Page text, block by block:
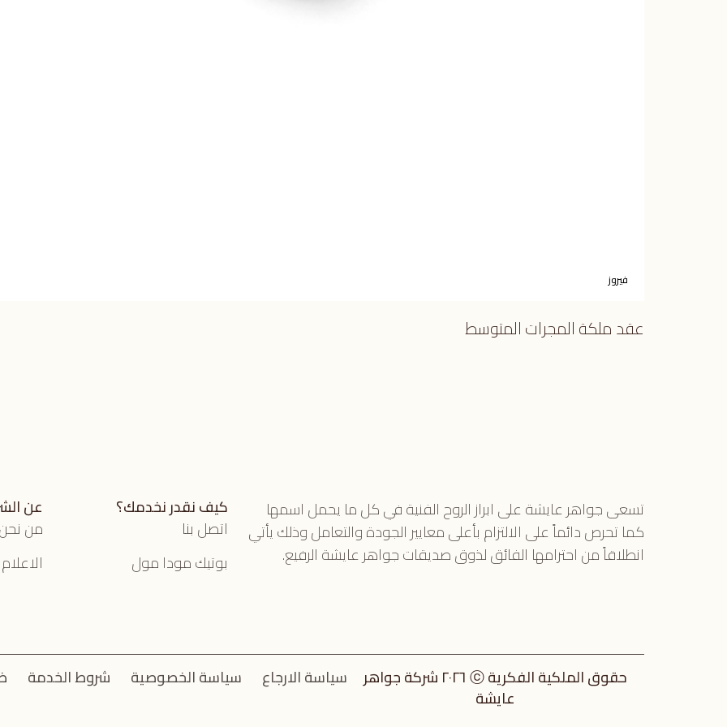
فيروز
عقد ملكة المجرات المتوسط
تسعى جواهر عايشة على ابراز الروح الفنية في كل ما يحمل اسمها
كما تحرص دائماً على الالتزام بأعلى معايير الجودة والتعامل وذلك يأتي
انطلاقاً من احترامها الفائق لذوق صديقات جواهر عايشة الرفيع.
كيف نقدر نخدمك؟
اتصل بنا
بوتيك مودا مول
عن
من نحن
الاعلام
حقوق الملكية الفكرية ⓒ ٢٠٢٦ شركة جواهر
عايشة
سياسة الارجاع سياسة الخصوصية شروط الخدمة